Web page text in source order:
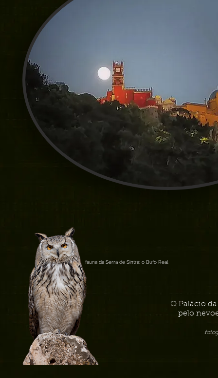
O Palácio
pelo
fauna da Serra de Sintra: o Bufo Real